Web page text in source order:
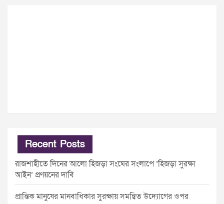
Recent Posts
রাজশাহীতে দিনের আলো হিজড়া সংঘের সংলাপে ‘হিজড়া সুরক্ষা
আইন’ প্রণয়নের দাবি
প্রান্তিক মানুষের মানবাধিকার সুরক্ষায় সমন্বিত উদ্যোগের ওপর